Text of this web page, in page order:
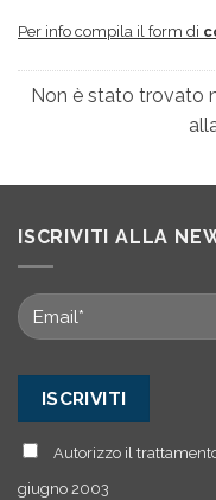
Per info compila il form di
Non è stato trovato
ISCRIVITI ALLA
Autorizzo il
giugno 2003